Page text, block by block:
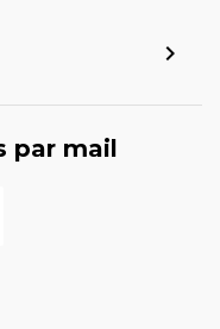
par mail